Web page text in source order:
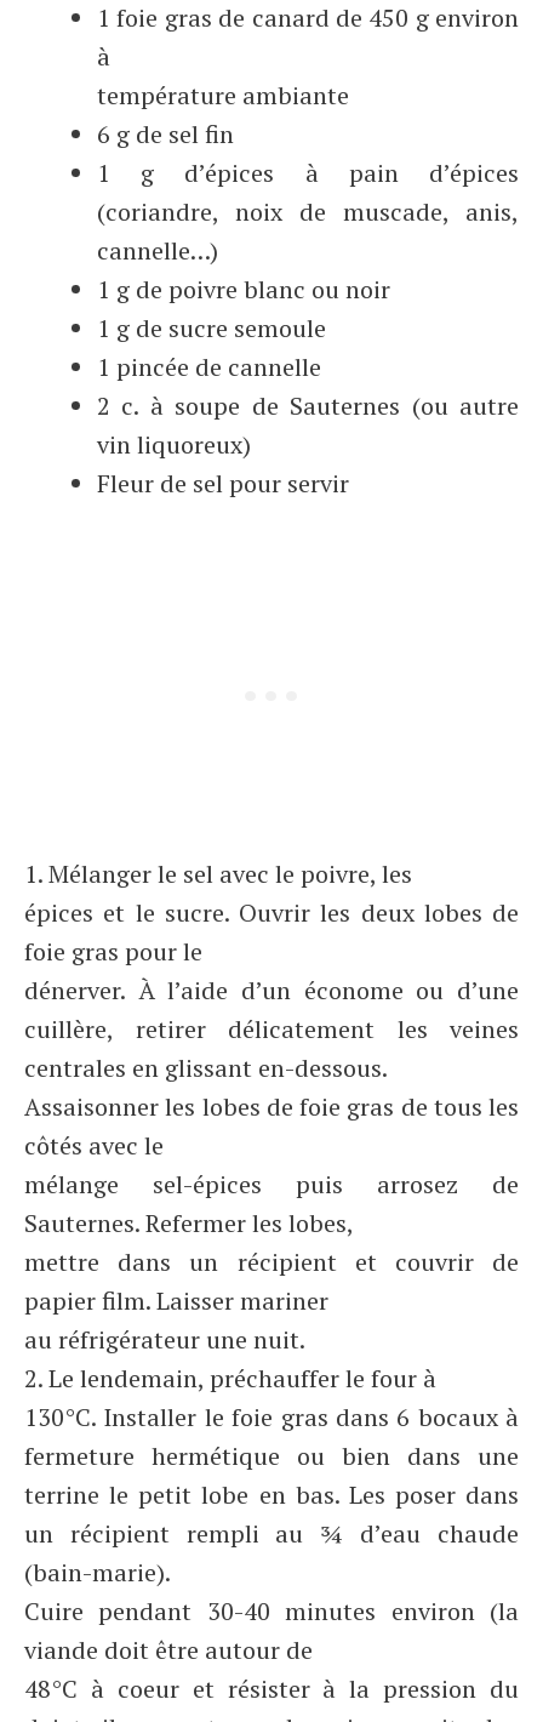
1 foie gras de canard de 450 g environ
à
température ambiante
6 g de sel fin
1 g d’épices à pain d’épices
(coriandre, noix de muscade, anis,
cannelle…)
1 g de poivre blanc ou noir
1 g de sucre semoule
1 pincée de cannelle
2 c. à soupe de Sauternes (ou autre
vin liquoreux)
Fleur de sel pour servir
1. Mélanger le sel avec le poivre, les
épices et le sucre. Ouvrir les deux lobes de
foie gras pour le
dénerver. À l’aide d’un économe ou d’une
cuillère, retirer délicatement les veines
centrales en glissant en-dessous.
Assaisonner les lobes de foie gras de tous les
côtés avec le
mélange sel-épices puis arrosez de
Sauternes. Refermer les lobes,
mettre dans un récipient et couvrir de
papier film. Laisser mariner
au réfrigérateur une nuit.
2. Le lendemain, préchauffer le four à
130°C. Installer le foie gras dans 6 bocaux à
fermeture hermétique ou bien dans une
terrine le petit lobe en bas. Les poser dans
un récipient rempli au ¾ d’eau chaude
(bain-marie).
Cuire pendant 30-40 minutes environ (la
viande doit être autour de
48°C à coeur et résister à la pression du